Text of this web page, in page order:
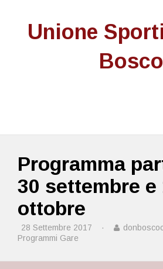
Unione
Bosco
Programma
30 settembre e
ottobre
28 Settembre 2017 ·
Programmi Gare